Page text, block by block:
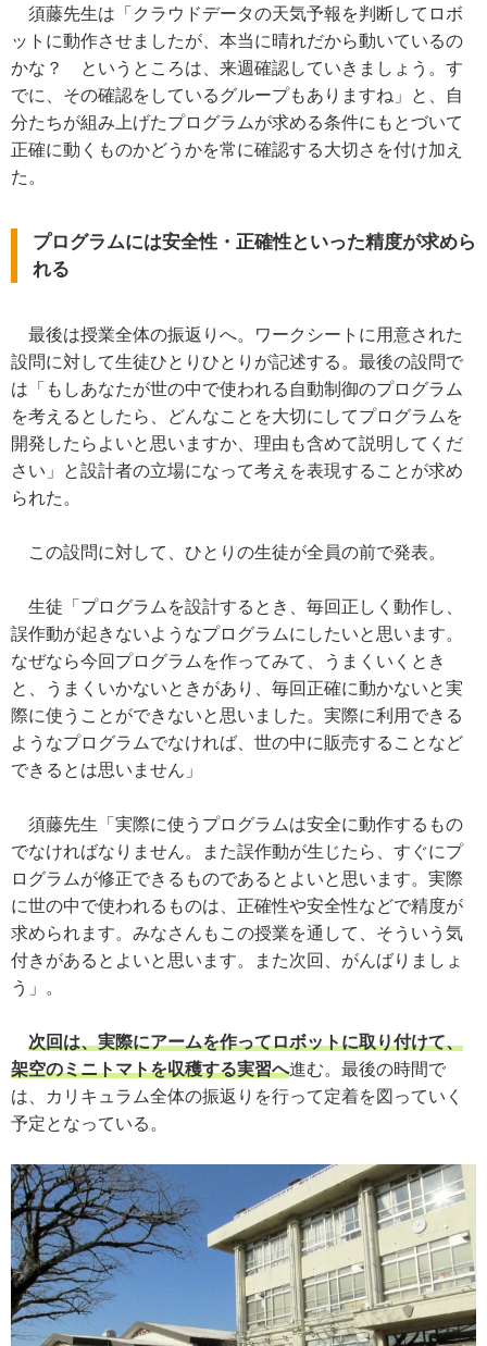
須藤先生は「クラウドデータの天気予報を判断してロボ
ットに動作させましたが、本当に晴れだから動いているの
かな？ というところは、来週確認していきましょう。す
でに、その確認をしているグループもありますね」と、自
分たちが組み上げたプログラムが求める条件にもとづいて
正確に動くものかどうかを常に確認する大切さを付け加え
た。
プログラムには安全性・正確性といった精度が求めら
れる
最後は授業全体の振返りへ。ワークシートに用意された
設問に対して生徒ひとりひとりが記述する。最後の設問で
は「もしあなたが世の中で使われる自動制御のプログラム
を考えるとしたら、どんなことを大切にしてプログラムを
開発したらよいと思いますか、理由も含めて説明してくだ
さい」と設計者の立場になって考えを表現することが求め
られた。
この設問に対して、ひとりの生徒が全員の前で発表。
生徒「プログラムを設計するとき、毎回正しく動作し、
誤作動が起きないようなプログラムにしたいと思います。
なぜなら今回プログラムを作ってみて、うまくいくとき
と、うまくいかないときがあり、毎回正確に動かないと実
際に使うことができないと思いました。実際に利用できる
ようなプログラムでなければ、世の中に販売することなど
できるとは思いません」
須藤先生「実際に使うプログラムは安全に動作するもの
でなければなりません。また誤作動が生じたら、すぐにプ
ログラムが修正できるものであるとよいと思います。実際
に世の中で使われるものは、正確性や安全性などで精度が
求められます。みなさんもこの授業を通して、そういう気
付きがあるとよいと思います。また次回、がんばりましょ
う」。
次回は、実際にアームを作ってロボットに取り付けて、
架空のミニトマトを収穫する実習へ進む。最後の時間で
は、カリキュラム全体の振返りを行って定着を図っていく
予定となっている。